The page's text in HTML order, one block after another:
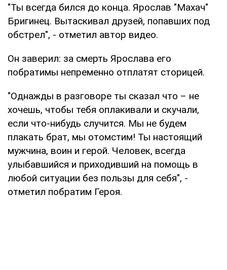
"Ты всегда бился до конца. Ярослав "Махач"
Бригинец. Вытаскивал друзей, попавших под
обстрел", - отметил автор видео.
Он заверил: за смерть Ярослава его
побратимы непременно отплатят сторицей.
"Однажды в разговоре ты сказал что – не
хочешь, чтобы тебя оплакивали и скучали,
если что-нибудь случится. Мы не будем
плакать брат, мы отомстим! Ты настоящий
мужчина, воин и герой. Человек, всегда
улыбавшийся и приходивший на помощь в
любой ситуации без пользы для себя", -
отметил побратим Героя.